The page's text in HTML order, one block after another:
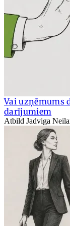
Vai uzņēmums
darījumiem
Atbild Jadviga